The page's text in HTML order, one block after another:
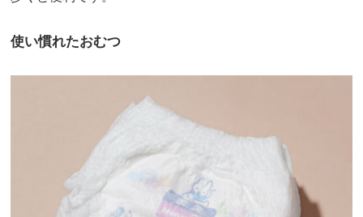
使い慣れたおむつ